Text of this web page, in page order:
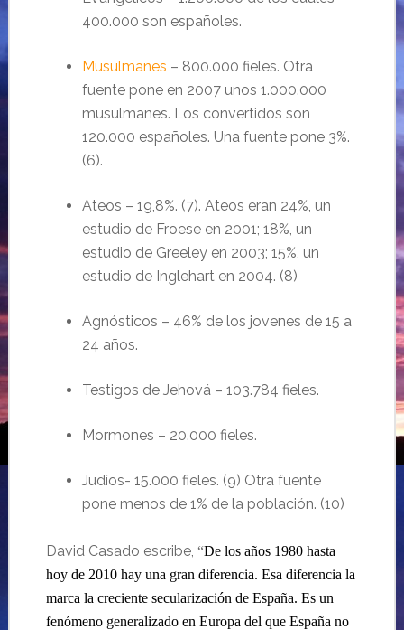
400.000 son españoles.
Musulmanes – 800.000 fieles. Otra
fuente pone en 2007 unos 1.000.000
musulmanes. Los convertidos son
120.000 españoles. Una fuente pone 3%.
(6).
Ateos – 19,8%. (7). Ateos eran 24%, un
estudio de Froese en 2001; 18%, un
estudio de Greeley en 2003; 15%, un
estudio de Inglehart en 2004. (8)
Agnósticos – 46% de los jovenes de 15 a
24 años.
Testigos de Jehová – 103.784 fieles.
Mormones – 20.000 fieles.
Judíos- 15.000 fieles. (9) Otra fuente
pone menos de 1% de la población. (10)
David Casado escribe, “De los años 1980 hasta
hoy de 2010 hay una gran diferencia. Esa diferencia la
marca la creciente secularización de España. Es un
fenómeno generalizado en Europa del que España no